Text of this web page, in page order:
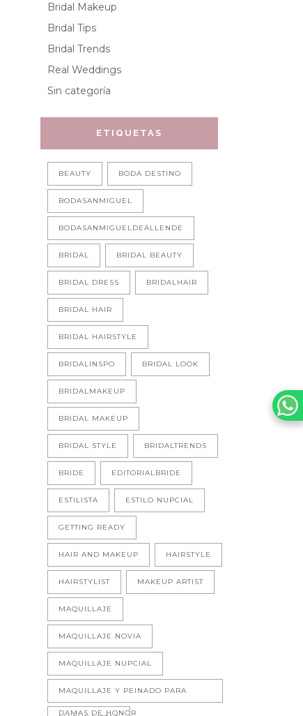
Bridal Makeup
Bridal Tips
Bridal Trends
Real Weddings
Sin categoría
ETIQUETAS
BEAUTY BODA DESTINO
BODASANMIGUEL
BODASANMIGUELDEALLENDE
BRIDAL BRIDAL BEAUTY
BRIDAL DRESS BRIDALHAIR
BRIDAL HAIR
BRIDAL HAIRSTYLE
BRIDALINSPO BRIDAL LOOK
BRIDALMAKEUP
BRIDAL MAKEUP
BRIDAL STYLE BRIDALTRENDS
BRIDE EDITORIALBRIDE
ESTILISTA ESTILO NUPCIAL
GETTING READY
HAIR AND MAKEUP HAIRSTYLE
HAIRSTYLIST MAKEUP ARTIST
MAQUILLAJE
MAQUILLAJE NOVIA
MAQUILLAJE NUPCIAL
MAQUILLAJE Y PEINADO PARA
DAMAS DE HONOR